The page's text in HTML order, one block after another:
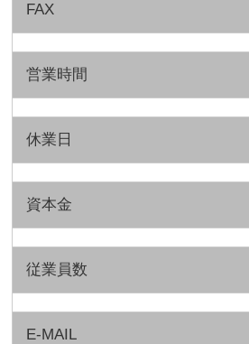
FAX
営業時間
休業日
資本金
従業員数
E-MAIL